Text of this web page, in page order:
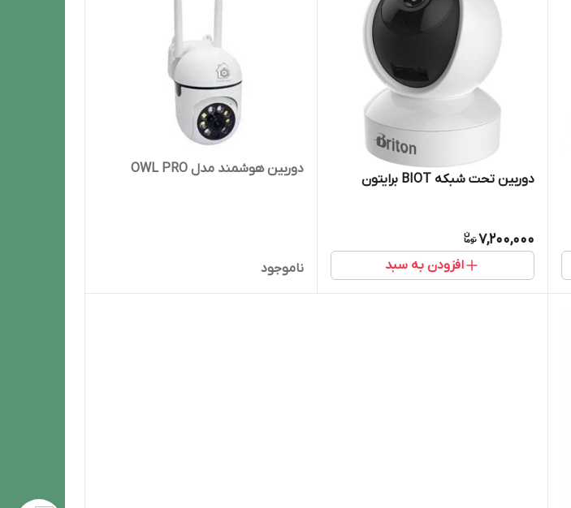
دوربین تحت شبکه BIOT برایتون
7,200,000
افزودن به سبد
دوربین هوشمند مدل OWL PRO
ناموجود